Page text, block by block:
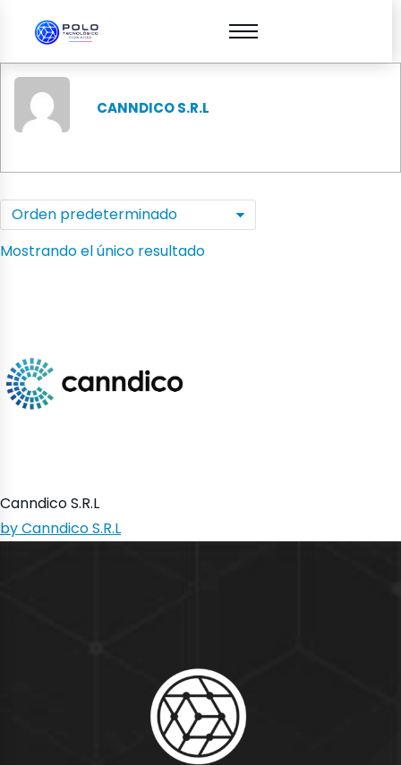
CANNDICO S.R.L
Mostrando el único resultado
Canndico S.R.L
by Canndico S.R.L